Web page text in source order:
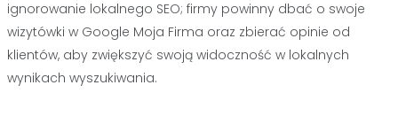
ignorowanie lokalnego SEO; firmy powinny dbać o swoje
wizytówki w Google Moja Firma oraz zbierać opinie od
klientów, aby zwiększyć swoją widoczność w lokalnych
wynikach wyszukiwania.